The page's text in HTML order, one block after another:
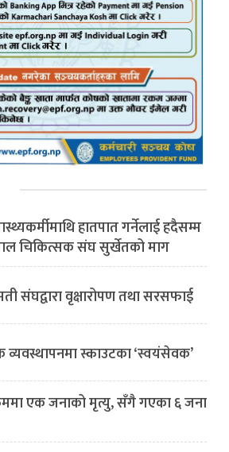
हातपात गर्नेलाई हदैसम्म
चिकित्सक संघ सुर्खेतको माग
संघद्वारा वृक्षारोपण तथा सरसफाई
व्यवस्थापनमा स्काउटका ‘स्वयंसेवक’
एक जनाको मृत्यु, सँगै गएका ६ जना